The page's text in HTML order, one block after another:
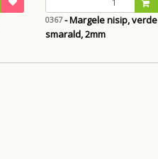
0367- Margele nisip, verde
smarald, 2mm